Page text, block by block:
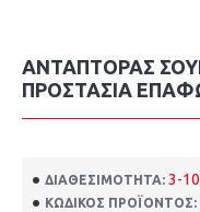
ΑΝΤΑΠΤΟΡΑΣ
ΠΡΟΣΤΑΣΙΑ
ΔΙΑΘΕΣΙΜΌΤΗΤΑ: 3-
ΚΩΔΙΚΌΣ ΠΡΟΪΌΝΤΟΣ: